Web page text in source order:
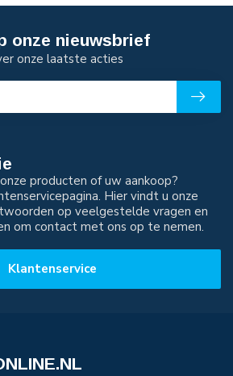
producten of uw aankoop?
Hier vindt u onze
op veelgestelde vragen en
om contact met ons op te nemen.
Klantenservice
onze nieuwsbrief
onze laatste acties